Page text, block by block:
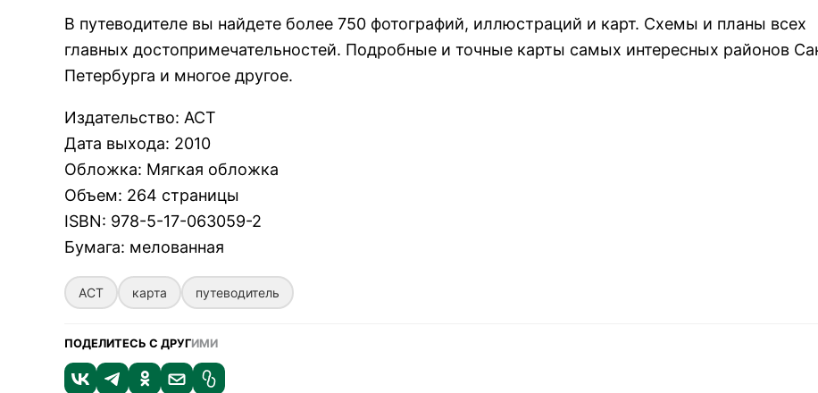
В путеводителе вы найдете более 750 фотографий, иллюстраций и карт. Схемы и планы всех
главных достопримечательностей. Подробные и точные карты самых интересных районов
Петербурга и многое другое.
Издательство: АСТ
Дата выхода: 2010
Обложка: Мягкая обложка
Объем: 264 страницы
ISBN: 978-5-17-063059-2
Бумага: мелованная
АСТ карта путеводитель
ПОДЕЛИТЕСЬ С ДРУГИМИ